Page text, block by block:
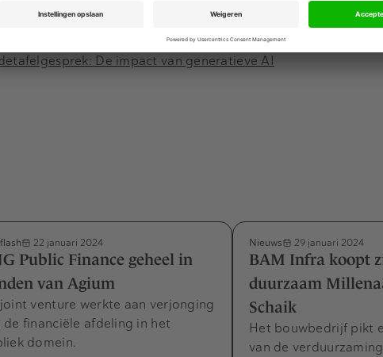
AI wordt vandaag eerder gezien als de nieuwe
onmiddellijk kunnen toepassen.
De impact van generatieve AI
22 januari 2024
Public Finance geheel in
van Agium
venture werkte aan verjonging
de financiële afdeling in het
domein.
Nieuws 29 januari 2024
BAM Infra koopt
duurzaam
Schaik
Het bouwbedrijf pikt
van de